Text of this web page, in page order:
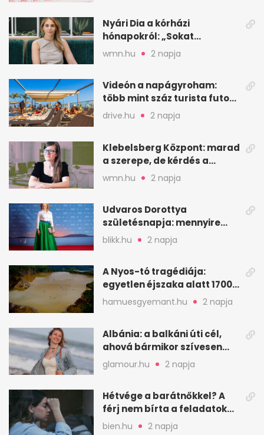
Nyári Dia a kórházi
hónapokról: „Sokat
veszekedtem Istennel”
wmn.hu 2 napja
Videón a napágyroham:
több mint száz turista futott
a helyekért Tenerifén
drive.hu 2 napja
Klebelsberg Központ: marad
a szerepe, de kérdés a
hitelessége
wmn.hu 2 napja
Udvaros Dorottya
születésnapja: mennyire
ismered a filmszerepeit?
blikk.hu 2 napja
A Nyos-tó tragédiája:
egyetlen éjszaka alatt 1700
ember halt meg
hamuesgyemant.hu 2 napja
Albánia: a balkáni úti cél,
ahová bármikor szívesen
visszamennék
glamour.hu 2 napja
Hétvége a barátnőkkel? A
férj nem bírta a feladatokat,
a feleség levegőt kér
bien.hu 2 napja